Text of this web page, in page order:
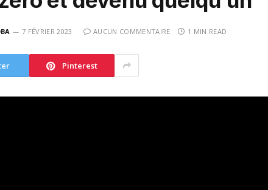
7 FÉVRIER 2023 AUCUN COMMENTAIRE 1 MIN READ
Pinterest